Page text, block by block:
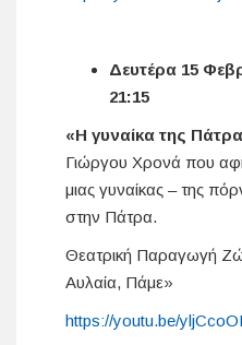
Δευτέρα 15
21:15
«Η γυναίκα της
Γιώργου Χρονά που
μιας γυναίκας – της
στην Πάτρα.
Θεατρική Παραγωγή
Αυλαία, Πάμε»
https://youtu.be/